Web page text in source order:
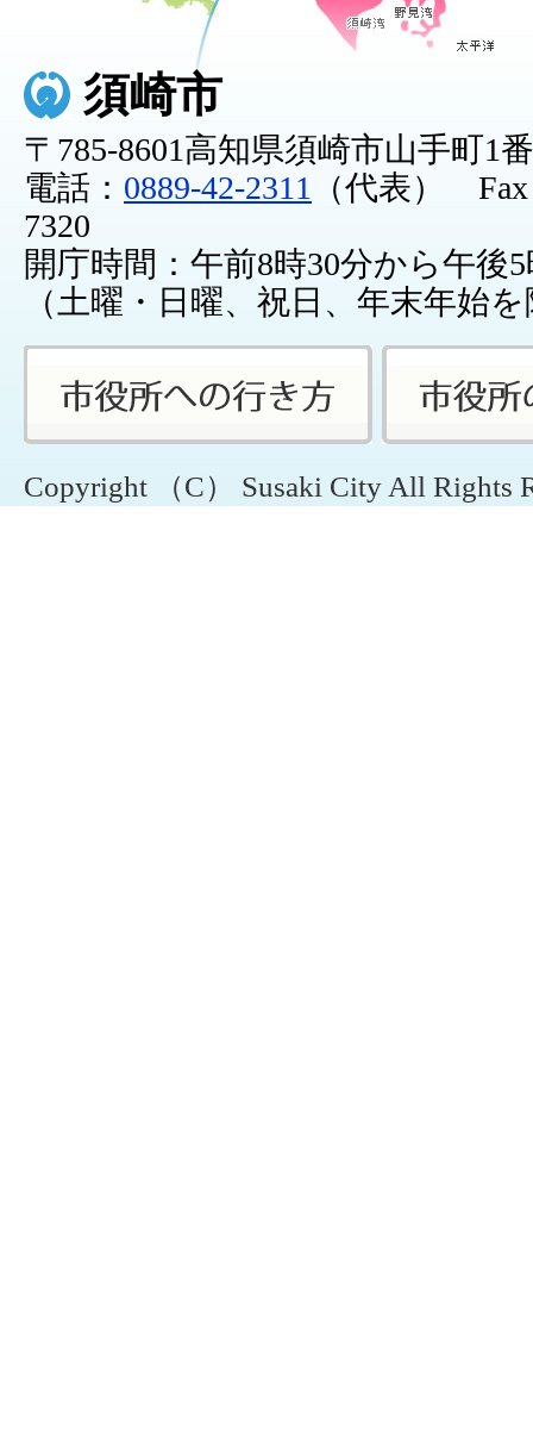
須崎市
〒785-8601高知県須崎市山手町1
電話： 0889-42-2311
（代表） Fax
7320
開庁時間：午前8時30分から午後
（土曜・日曜、祝日、年末年始
Copyright （C） Susaki City All Rights